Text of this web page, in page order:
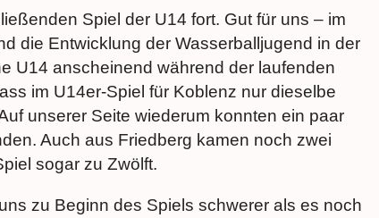
Spiel der U14 fort. Gut für uns – im
die Entwicklung der Wasserballjugend in der
U14 anscheinend während der laufenden
im U14er-Spiel für Koblenz nur dieselbe
unserer Seite wiederum konnten ein paar
Auch aus Friedberg kamen noch zwei
sogar zu Zwölft.
zu Beginn des Spiels schwerer als es noch